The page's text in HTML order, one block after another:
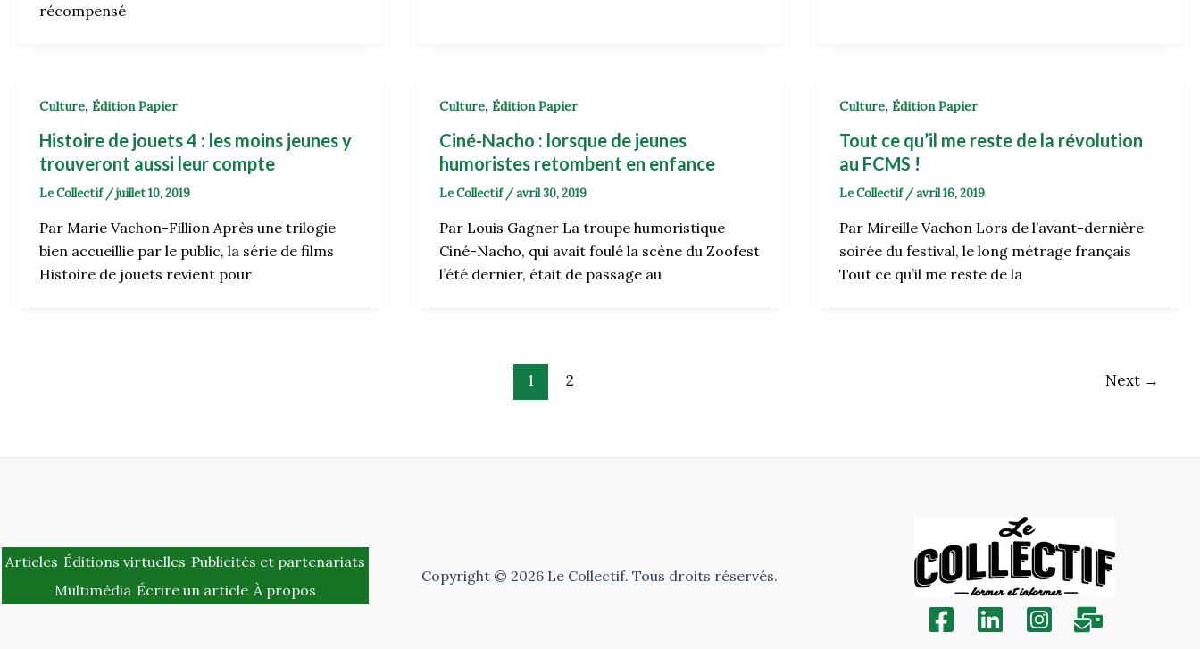
récompensé
Culture, Édition Papier
Histoire de jouets 4 : les moins jeunes y
trouveront aussi leur compte
Le Collectif /juillet 10, 2019
Par Marie Vachon-Fillion Après une trilogie
bien accueillie par le public, la série de films
Histoire de jouets revient pour
Culture, Édition Papier
Ciné-Nacho : lorsque de jeunes
humoristes retombent en enfance
Le Collectif /avril 30, 2019
Par Louis Gagner La troupe humoristique
Ciné-Nacho, qui avait foulé la scène du Zoofest
l’été dernier, était de passage au
Culture, Édition Papier
Tout ce qu’il me reste de la révolution
au FCMS !
Le Collectif /avril 16, 2019
Par Mireille Vachon Lors de l’avant-dernière
soirée du festival, le long métrage français
Tout ce qu’il me reste de la
1 2 Next →
Articles Éditions virtuelles Publicités et partenariats
Multimédia Écrire un article À propos
Copyright © 2026 Le Collectif. Tous droits réservés.